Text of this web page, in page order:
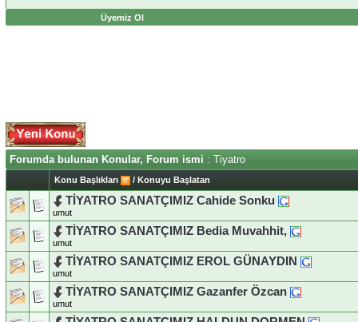
Üyemiz Ol
Forumda bulunan Konular, Forum ismi : Tiyatro
Konu Başlıkları / Konuyu Başlatan
TİYATRO SANATÇIMIZ Cahide Sonku
umut
TİYATRO SANATÇIMIZ Bedia Muvahhit,
umut
TİYATRO SANATÇIMIZ EROL GÜNAYDIN
umut
TİYATRO SANATÇIMIZ Gazanfer Özcan
umut